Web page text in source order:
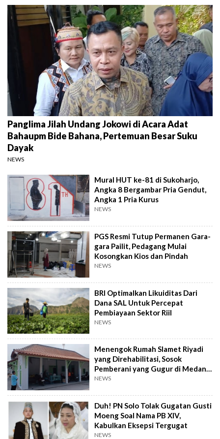
Panglima Jilah Undang Jokowi di Acara Adat
Bahaupm Bide Bahana, Pertemuan Besar Suku
Dayak
NEWS
Mural HUT ke-81 di Sukoharjo,
Angka 8 Bergambar Pria Gendut,
Angka 1 Pria Kurus
NEWS
PGS Resmi Tutup Permanen Gara-
gara Pailit, Pedagang Mulai
Kosongkan Kios dan Pindah
NEWS
BRI Optimalkan Likuiditas Dari
Dana SAL Untuk Percepat
Pembiayaan Sektor Riil
NEWS
Menengok Rumah Slamet Riyadi
yang Direhabilitasi, Sosok
Pemberani yang Gugur di Medan
Perang
NEWS
Duh! PN Solo Tolak Gugatan Gusti
Moeng Soal Nama PB XIV,
Kabulkan Eksepsi Tergugat
NEWS